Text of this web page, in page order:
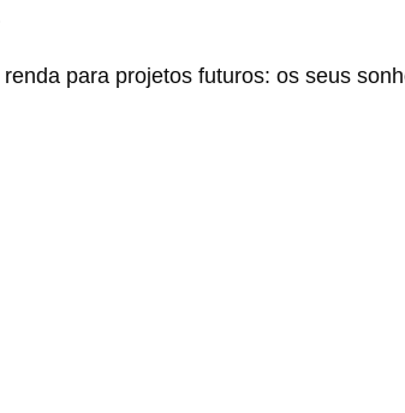
para projetos futuros: os seus